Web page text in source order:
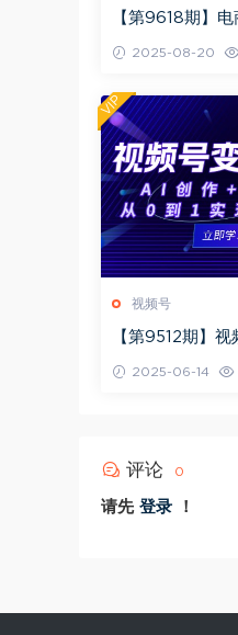
【第9618期】
法，三频共振，
2025-08-20
视频号
【第9512期】
现
2025-06-14
VIP
评论 0
请先 登录 ！